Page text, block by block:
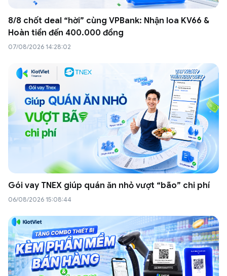
8/8 chốt deal “hời” cùng VPBank: Nhận loa KV66 &
Hoàn tiền đến 400.000 đồng
07/08/2026 14:28:02
Gói vay TNEX giúp quán ăn nhỏ vượt “bão” chi phí
06/08/2026 15:08:44